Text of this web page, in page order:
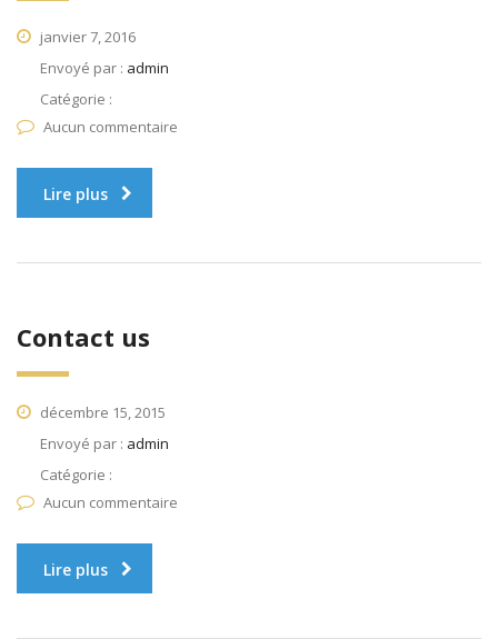
janvier 7, 2016
Envoyé par : admin
Catégorie :
Aucun commentaire
Lire plus
Contact us
décembre 15, 2015
Envoyé par : admin
Catégorie :
Aucun commentaire
Lire plus